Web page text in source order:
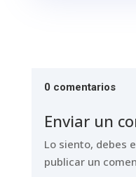
0 comentarios
Enviar un
Lo siento, debes
publicar un